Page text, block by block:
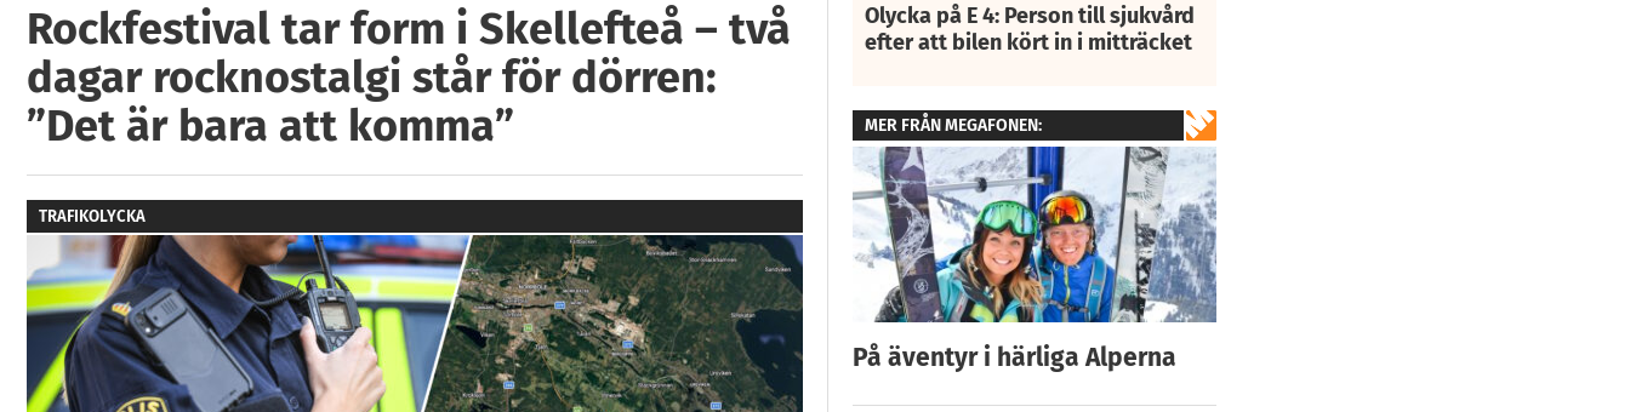
Rockfestival tar form i Skellefteå – två
dagar rocknostalgi står för dörren:
”Det är bara att komma”
TRAFIKOLYCKA
Olycka på E 4: Person till sjukvård
efter att bilen kört in i mitträcket
MER FRÅN MEGAFONEN:
På äventyr i härliga Alperna